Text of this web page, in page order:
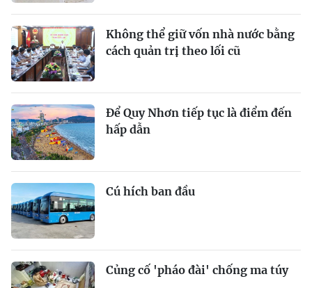
Không thể giữ vốn nhà nước bằng
cách quản trị theo lối cũ
Để Quy Nhơn tiếp tục là điểm đến
hấp dẫn
Cú hích ban đầu
Củng cố 'pháo đài' chống ma túy